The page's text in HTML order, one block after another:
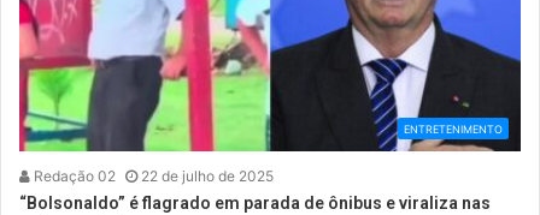
ENTRETENIMENTO
Redação 02 22 de julho de 2025
“Bolsonaldo” é flagrado em parada de ônibus e viraliza nas